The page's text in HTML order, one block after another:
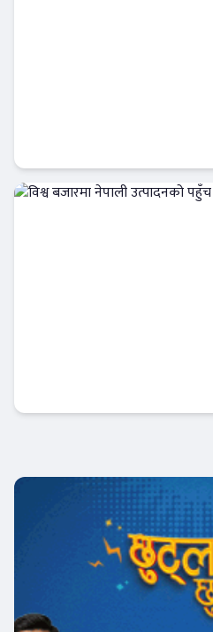
अर्थतन्त्र